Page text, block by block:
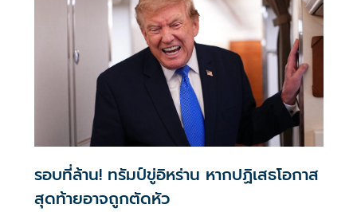
รอบที่ล้าน! ทรัมป์ขู่อิหร่าน หากปฏิเสธโอกาส
สุดท้ายอาจถูกตัดหัว